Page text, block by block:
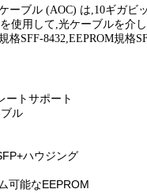
ーブル (AOC) は,10ギガ
使用して,光ケーブルを介
格SFF-8432,EEPROM規格
ートサポート
ル
ハウジング
可能なEEPROM